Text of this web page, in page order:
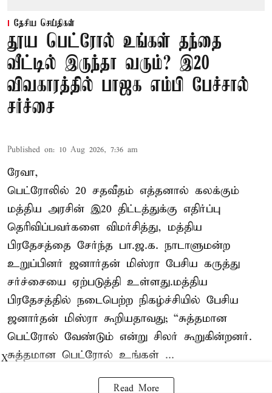
தேசிய செய்திகள்
தூய பெட்ரோல் உங்கள் தந்தை
வீட்டில் இருந்தா வரும்? இ20
விவகாரத்தில் பாஜக எம்பி பேச்சால்
சர்ச்சை
Published on: 10 Aug 2026, 7:36 am
ரேவா,
பெட்ரோலில் 20 சதவீதம் எத்தனால் கலக்கும்
மத்திய அரசின் இ20 திட்டத்துக்கு எதிர்ப்பு
தெரிவிப்பவர்களை விமர்சித்து, மத்திய
பிரதேசத்தை சேர்ந்த பா.ஜ.க. நாடாளுமன்ற
உறுப்பினர் ஜனார்தன் மிஸ்ரா பேசிய கருத்து
சர்ச்சையை ஏற்படுத்தி உள்ளது.மத்திய
பிரதேசத்தில் நடைபெற்ற நிகழ்ச்சியில் பேசிய
ஜனார்தன் மிஸ்ரா கூறியதாவது; “சுத்தமான
பெட்ரோல் வேண்டும் என்று சிலர் கூறுகின்றனர்.
சுத்தமான பெட்ரோல் உங்கள் ...
Read More
X